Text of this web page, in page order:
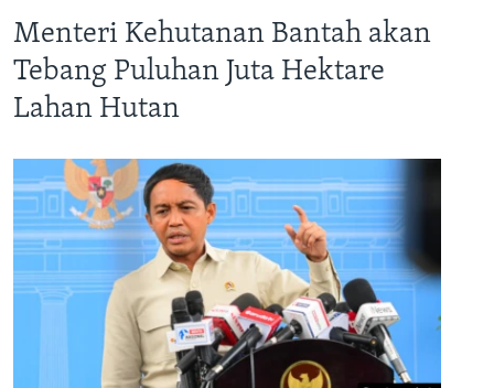
Menteri Kehutanan Bantah akan
Tebang Puluhan Juta Hektare
Lahan Hutan